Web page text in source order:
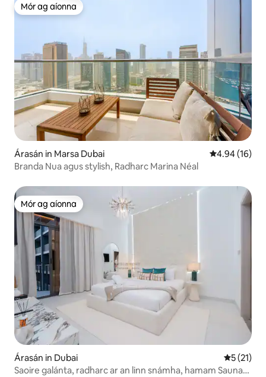
Mór ag aíonna
Mór ag aíonna
Árasán in Marsa Dubai Meánrátáil
4.94 (16)
Branda Nua agus stylish, Radharc Marina Néal
Mór ag aíonna
Mór ag aíonna
Árasán in Dubai
5 (21)
Saoire galánta, radharc ar an linn snámha, hamam Sauna